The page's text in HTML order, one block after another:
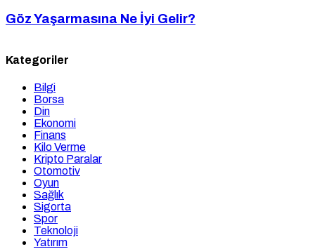
Göz Yaşarmasına Ne İyi Gelir?
Kategoriler
Bilgi
Borsa
Din
Ekonomi
Finans
Kilo Verme
Kripto Paralar
Otomotiv
Oyun
Sağlık
Sigorta
Spor
Teknoloji
Yatırım